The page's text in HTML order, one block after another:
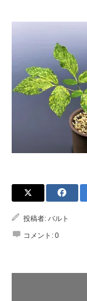
投稿者: バルト
コメント: 0